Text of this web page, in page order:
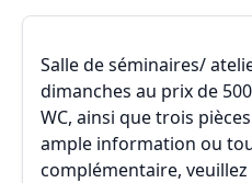
Salle de séminaires/
dimanches au prix de
WC, ainsi que trois
ample information ou
complémentaire,